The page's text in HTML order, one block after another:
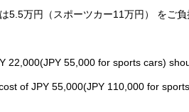
5.5万円（スポーツカー11万円） をご負
22,000(JPY 55,000 for sports cars)
of JPY 55,000(JPY 110,000 for